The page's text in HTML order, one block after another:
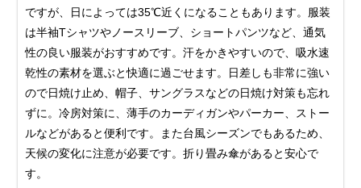
ですが、日によっては35℃近くになることもあります。服装
は半袖Tシャツやノースリーブ、ショートパンツなど、通気
性の良い服装がおすすめです。汗をかきやすいので、吸水速
乾性の素材を選ぶと快適に過ごせます。日差しも非常に強い
ので日焼け止め、帽子、サングラスなどの日焼け対策も忘れ
ずに。冷房対策に、薄手のカーディガンやパーカー、ストー
ルなどがあると便利です。また台風シーズンでもあるため、
天候の変化に注意が必要です。折り畳み傘があると安心で
す。